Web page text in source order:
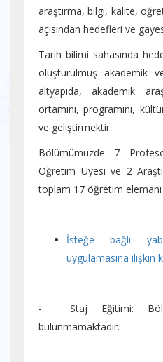
araştırma, bilgi, kalite,
açısından hedefleri ve
Tarih bilimi sahasında
oluşturulmuş akademik
altyapıda, akademik
ortamını, programını,
ve geliştirmektir.
Bölümümüzde 7
Öğretim Üyesi ve 2
toplam 17 öğretim elemanı
İsteğe bağlı
uygulamasına ilişkin
- Staj Eğitimi:
bulunmamaktadır.